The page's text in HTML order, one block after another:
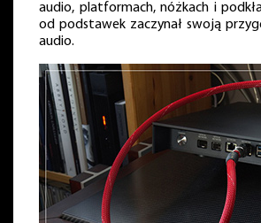
audio, platformach, nóżkach i
od podstawek zaczynał swoją
audio.